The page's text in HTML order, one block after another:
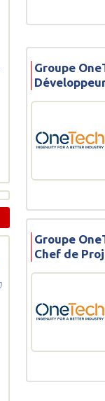
Groupe
Groupe
Chef de